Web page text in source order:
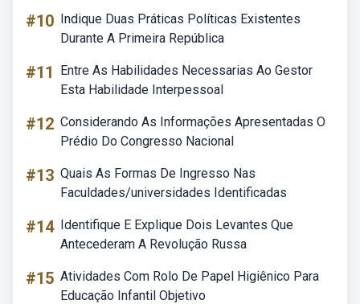
#10 Indique Duas Práticas Políticas Existentes
Durante A Primeira República
#11
Entre As Habilidades Necessarias Ao Gestor
Esta Habilidade Interpessoal
#12 Considerando As Informações Apresentadas O
Prédio Do Congresso Nacional
#13 Quais As Formas De Ingresso Nas
Faculdades/universidades Identificadas
#14 Identifique E Explique Dois Levantes Que
Antecederam A Revolução Russa
#15 Atividades Com Rolo De Papel Higiênico Para
Educação Infantil Objetivo